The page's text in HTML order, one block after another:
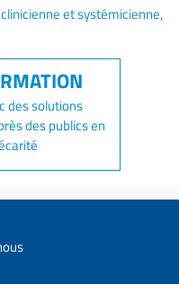
et systémicienne,
des solutions
des publics en